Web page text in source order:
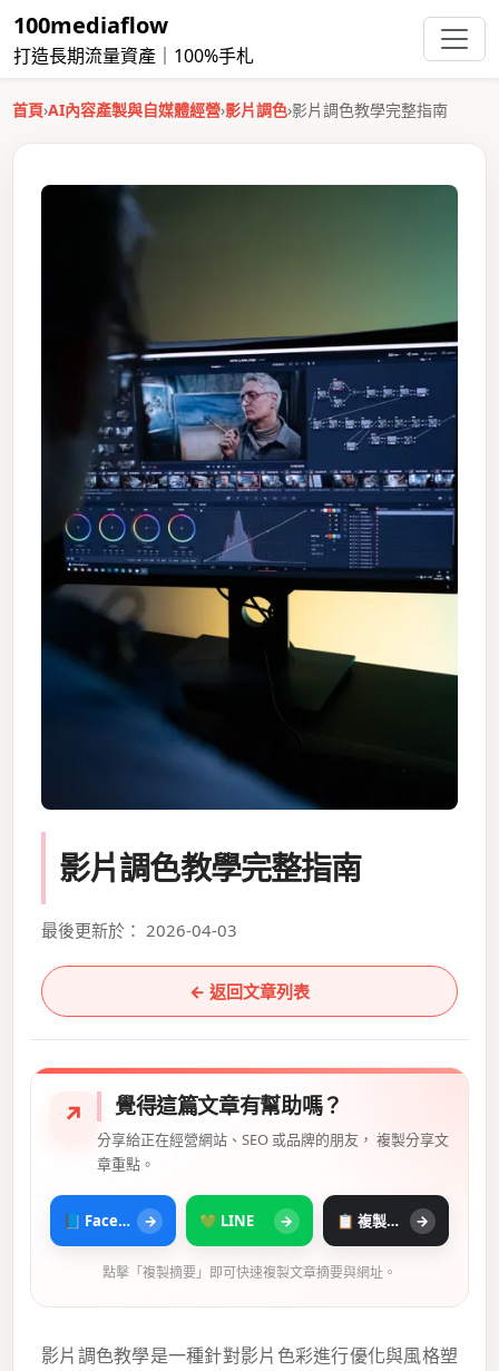
100mediaflow
打造長期流量資產｜100%手札
首頁›AI內容產製與自媒體經營›影片調色›影片調色教學完整指南
影片調色教學完整指南
最後更新於： 2026-04-03
← 返回文章列表
↗ 覺得這篇文章有幫助嗎？
分享給正在經營網站、SEO 或品牌的朋友， 複製分享文
章重點。
📘 Facebook → 💚 LINE → 📋 複製摘要 →
點擊「複製摘要」即可快速複製文章摘要與網址。
影片調色教學是一種針對影片色彩進行優化與風格塑